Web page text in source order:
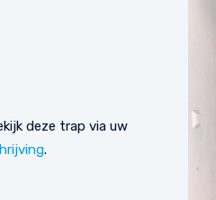
deze trap via uw
.